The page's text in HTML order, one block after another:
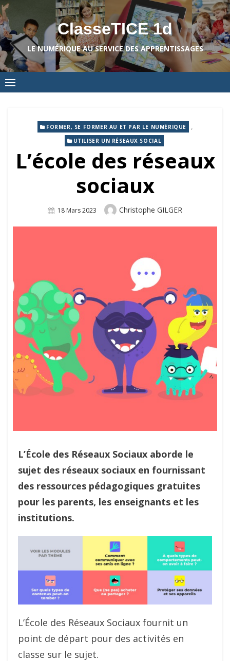
Skip
to
content
ClasseTICE 1d
LE NUMÉRIQUE AU SERVICE DES APPRENTISSAGES
FORMER, SE FORMER AU ET PAR LE NUMÉRIQUE ,
UTILISER UN RÉSEAUX SOCIAL
L’école des réseaux
sociaux
Posted
18 Mars 2023 Author
Christophe GILGER
L’École des Réseaux Sociaux aborde le
sujet des réseaux sociaux en fournissant
des ressources pédagogiques gratuites
pour les parents, les enseignants et les
institutions.
L’École des Réseaux Sociaux fournit un
point de départ pour des activités en
classe sur le sujet.